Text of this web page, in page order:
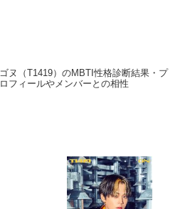
ゴヌ（T1419）のMBTI性格診断結果・プ
ロフィールやメンバーとの相性